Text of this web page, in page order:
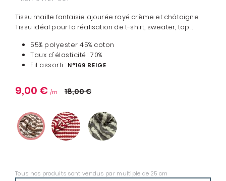
Tissu maille fantaisie ajourée rayé crème et châtaigne.
Tissu idéal pour la réalisation de t-shirt, sweater, top ...
55% polyester 45% coton
Taux d'élasticité : 70%
Fil assorti : N°169 BEIGE
9,00 € 18,00 €
Tous nos produits sont vendus par multiple de 25 cm